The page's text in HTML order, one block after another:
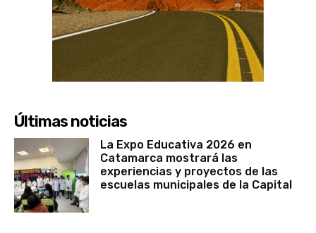
Últimas noticias
La Expo Educativa 2026 en
Catamarca mostrará las
experiencias y proyectos de las
escuelas municipales de la Capital